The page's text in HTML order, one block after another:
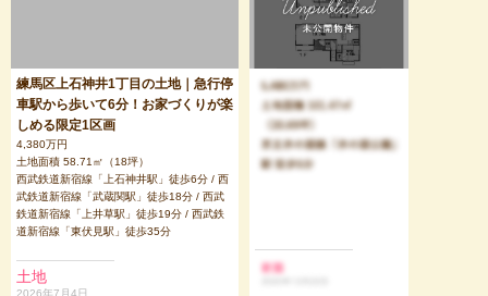
練馬区上石神井1丁目の土地｜急行停
車駅から歩いて6分！お家づくりが楽
しめる限定1区画
4,380万円
土地面積 58.71㎡（18坪）
西武鉄道新宿線「上石神井駅」徒歩6分 / 西
武鉄道新宿線「武蔵関駅」徒歩18分 / 西武
鉄道新宿線「上井草駅」徒歩19分 / 西武鉄
道新宿線「東伏見駅」徒歩35分
土地